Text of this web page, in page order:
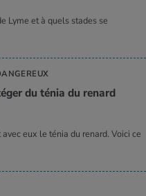
Lyme et à quels stades se
du ténia du renard
eux le ténia du renard. Voici ce